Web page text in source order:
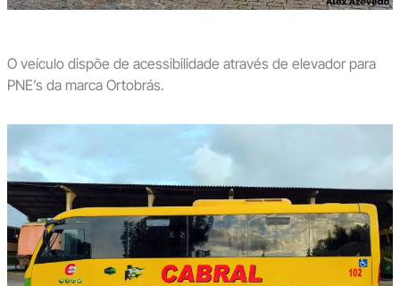
O veículo dispõe de acessibilidade através de elevador para
PNE’s da marca Ortobrás.